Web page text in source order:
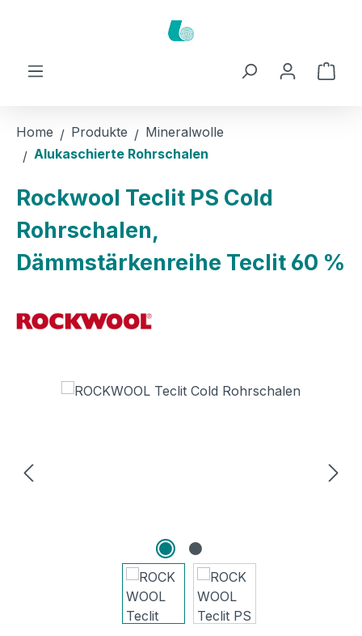
Home Produkte
Mineralwolle
Alukaschierte Rohrschalen
Rockwool Teclit PS Cold
Rohrschalen,
Dämmstärkenreihe Teclit 60 %
Bildergalerie überspringen